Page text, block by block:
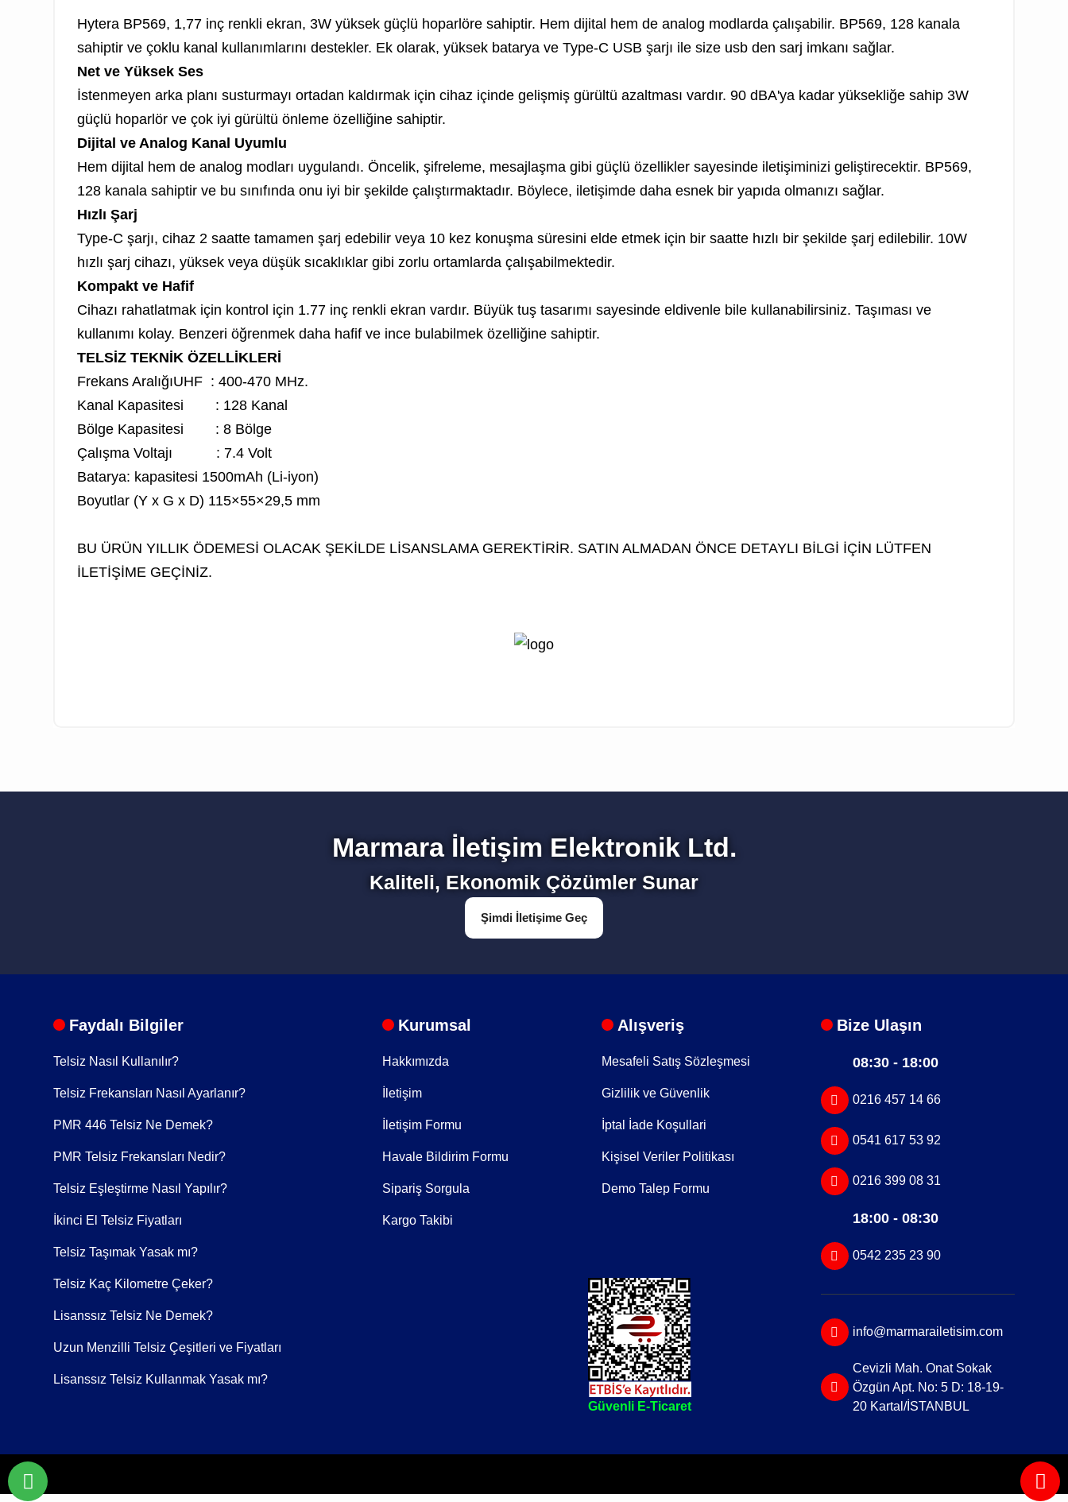
Hytera BP569, 1,77 inç renkli ekran, 3W yüksek güçlü hoparlöre sahiptir. Hem dijital hem de analog modlarda çalışabilir. BP569, 128 kanala
sahiptir ve çoklu kanal kullanımlarını destekler. Ek olarak, yüksek batarya ve Type-C USB şarjı ile size usb den sarj imkanı sağlar.
Net ve Yüksek Ses
İstenmeyen arka planı susturmayı ortadan kaldırmak için cihaz içinde gelişmiş gürültü azaltması vardır. 90 dBA'ya kadar yüksekliğe sahip 3W
güçlü hoparlör ve çok iyi gürültü önleme özelliğine sahiptir.
Dijital ve Analog Kanal Uyumlu
Hem dijital hem de analog modları uygulandı. Öncelik, şifreleme, mesajlaşma gibi güçlü özellikler sayesinde iletişiminizi geliştirecektir. BP569,
128 kanala sahiptir ve bu sınıfında onu iyi bir şekilde çalıştırmaktadır. Böylece, iletişimde daha esnek bir yapıda olmanızı sağlar.
Hızlı Şarj
Type-C şarjı, cihaz 2 saatte tamamen şarj edebilir veya 10 kez konuşma süresini elde etmek için bir saatte hızlı bir şekilde şarj edilebilir. 10W
hızlı şarj cihazı, yüksek veya düşük sıcaklıklar gibi zorlu ortamlarda çalışabilmektedir.
Kompakt ve Hafif
Cihazı rahatlatmak için kontrol için 1.77 inç renkli ekran vardır. Büyük tuş tasarımı sayesinde eldivenle bile kullanabilirsiniz. Taşıması ve
kullanımı kolay. Benzeri öğrenmek daha hafif ve ince bulabilmek özelliğine sahiptir.
TELSİZ TEKNİK ÖZELLİKLERİ
Frekans AralığıUHF : 400-470 MHz.
Kanal Kapasitesi : 128 Kanal
Bölge Kapasitesi : 8 Bölge
Çalışma Voltajı : 7.4 Volt
Batarya: kapasitesi 1500mAh (Li-iyon)
Boyutlar (Y x G x D) 115×55×29,5 mm
BU ÜRÜN YILLIK ÖDEMESİ OLACAK ŞEKİLDE LİSANSLAMA GEREKTİRİR. SATIN ALMADAN ÖNCE DETAYLI BİLGİ İÇİN LÜTFEN
İLETİŞİME GEÇİNİZ.
Dahili anteni olan cihazlarda harici anten gönderilmeyecektir.
Bu ürüne ilk yorumu siz yapın!
Yorum Yaz
Marmara İletişim Elektronik Ltd.
Kaliteli, Ekonomik Çözümler Sunar
Şimdi İletişime Geç
Faydalı Bilgiler
Telsiz Nasıl Kullanılır?
Telsiz Frekansları Nasıl Ayarlanır?
PMR 446 Telsiz Ne Demek?
PMR Telsiz Frekansları Nedir?
Telsiz Eşleştirme Nasıl Yapılır?
İkinci El Telsiz Fiyatları
Telsiz Taşımak Yasak mı?
Telsiz Kaç Kilometre Çeker?
Lisanssız Telsiz Ne Demek?
Uzun Menzilli Telsiz Çeşitleri ve Fiyatları
Lisanssız Telsiz Kullanmak Yasak mı?
Kurumsal
Hakkımızda
İletişim
İletişim Formu
Havale Bildirim Formu
Sipariş Sorgula
Kargo Takibi
Alışveriş
Mesafeli Satış Sözleşmesi
Gizlilik ve Güvenlik
İptal İade Koşullari
Kişisel Veriler Politikası
Demo Talep Formu
Bize Ulaşın
08:30 - 18:00
0216 457 14 66
0541 617 53 92
0216 399 08 31
18:00 - 08:30
0542 235 23 90
info@marmarailetisim.com
Cevizli Mah. Onat Sokak
Özgün Apt. No: 5 D: 18-19-
20 Kartal/İSTANBUL
Güvenli E-Ticaret